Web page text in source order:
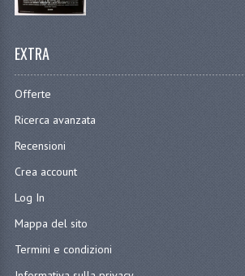
EXTRA
Offerte
Ricerca avanzata
Recensioni
Crea account
Log In
Mappa del sito
Termini e condizioni